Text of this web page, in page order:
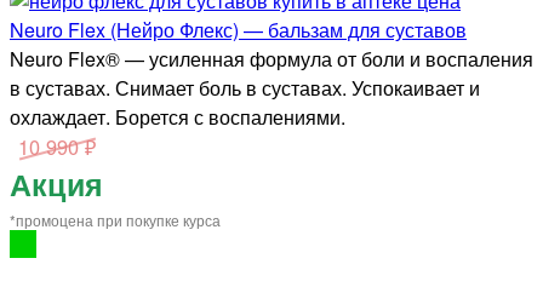
Neuro Flex (Нейро Флекс) — бальзам для суставов
Neuro Flex® — усиленная формула от боли и воспаления
в суставах. Снимает боль в суставах. Успокаивает и
охлаждает. Борется с воспалениями.
10 990 ₽
Акция
*промоцена при покупке курса